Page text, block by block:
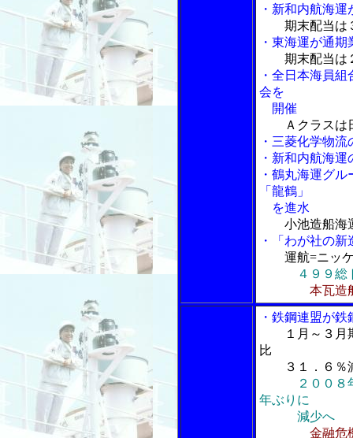
・新和内航海
期末配当は
・東海運が通
期末配当は
・全日本海員
会を
開催
Ａクラス
・三菱化学物
・新和内航海
・鶴丸海運グ
「龍鶴」
を進水
小池造船海
・「わが社の新
運航=ニッ
４９９総
本瓦造
・鉄鋼連盟が
１月～３
比
３１．６％減
２００
年ぶりに
減少へ
金融危